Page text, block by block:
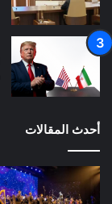
أحدث المقالات